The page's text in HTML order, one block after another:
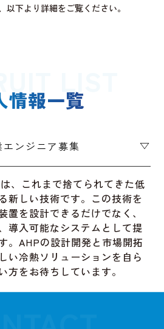
以下より詳細をご覧ください。
情報一覧
ンジニア募集
、これまで捨てられてきた低
新しい技術です。この技術を
置を設計できるだけでなく、
導入可能なシステムとして提
。AHPの設計開発と市場開拓
い冷熱ソリューションを自ら
方をお待ちしています。